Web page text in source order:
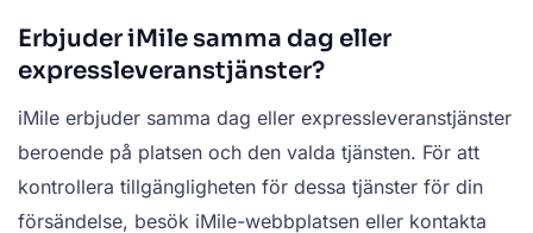
Erbjuder iMile samma dag eller
expressleveranstjänster?
iMile erbjuder samma dag eller expressleveranstjänster
beroende på platsen och den valda tjänsten. För att
kontrollera tillgängligheten för dessa tjänster för din
försändelse, besök iMile-webbplatsen eller kontakta